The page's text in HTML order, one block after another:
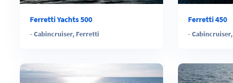
Ferretti Yachts 500
- Cabincruiser, Ferretti
Ferretti 450
-Cabincruiser,